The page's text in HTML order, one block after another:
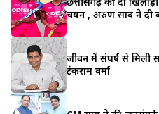
चयन , अरुण साव ने दी
जीवन में संघर्ष से मिली
टंकराम वर्मा